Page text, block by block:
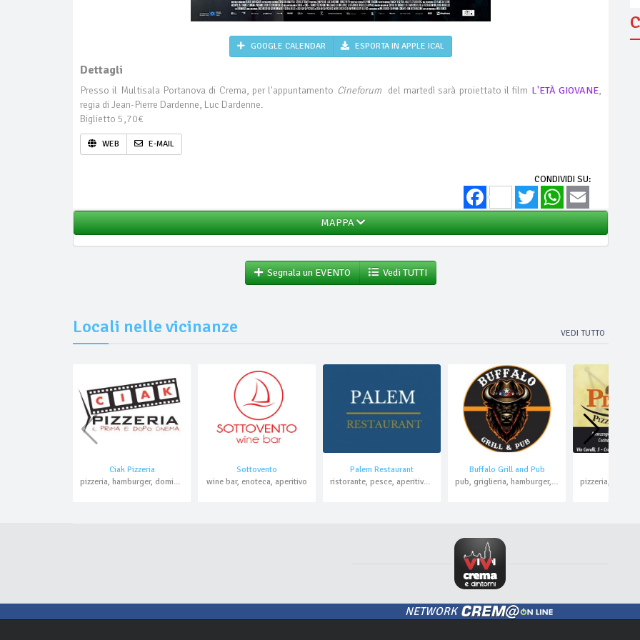
GOOGLE CALENDAR ESPORTA IN APPLE ICAL
Dettagli
Presso il Multisala Portanova di Crema, per l'appuntamento Cineforum del martedì sarà proiettato il film L'ETÀ GIOVANE,
regia di Jean-Pierre Dardenne, Luc Dardenne.
Biglietto 5,70€
WEB E-MAIL
CONDIVIDI SU:
FacebookTwitter WhatsApp
MAPPA
Segnala un EVENTO Vedi TUTTI
Locali nelle vicinanze VEDI TUTTO
Ciak Pizzeria
pizzeria, hamburger, domicilio, asporto
Sottovento
wine bar, enoteca, aperitivo
Palem Restaurant
ristorante, pesce, aperitivo, pranzo di lavoro
Buffalo Grill and Pub
pub, griglieria, hamburger, pizzeria, asporto
NETWORK